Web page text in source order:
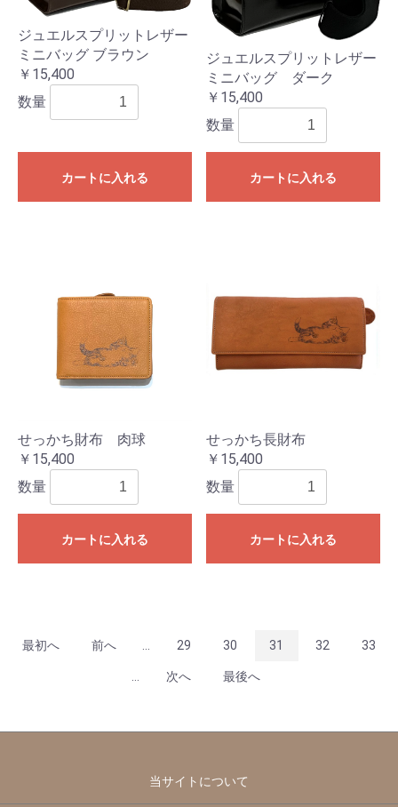
ジュエルスプリットレザー
ミニバッグ ブラウン
￥15,400
数量
カートに入れる
ジュエルスプリットレザー
ミニバッグ ダーク
￥15,400
数量
カートに入れる
せっかち財布 肉球
￥15,400
数量
カートに入れる
せっかち長財布
￥15,400
数量
カートに入れる
最初へ 前へ ... 29 30 31 32 33
... 次へ 最後へ
当サイトについて